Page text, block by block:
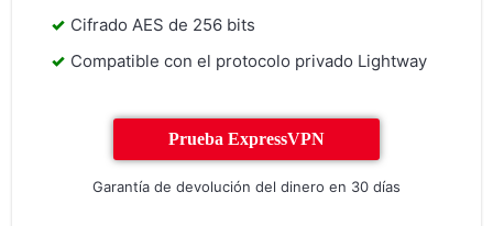
Cifrado AES de 256 bits
Compatible con el protocolo privado Lightway
Prueba ExpressVPN
Garantía de devolución del dinero en 30 días